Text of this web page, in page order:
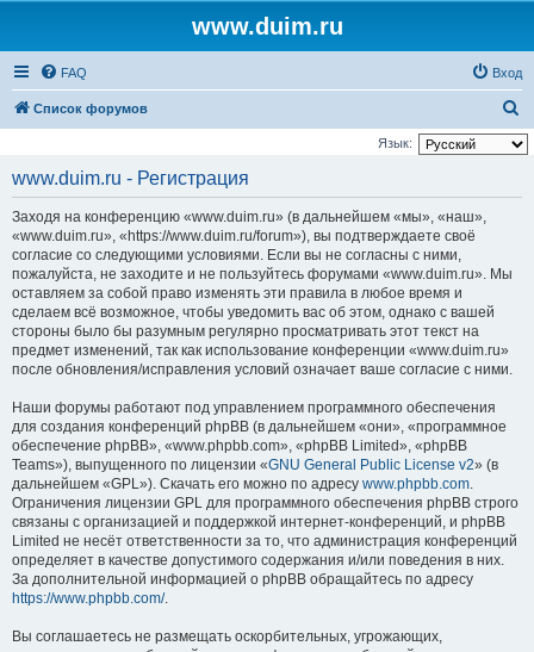
www.duim.ru
FAQ Вход
Список форумов
о
Язык:
www.duim.ru - Регистрация
Заходя на конференцию «www.duim.ru» (в дальнейшем «мы», «наш»,
«www.duim.ru», «https://www.duim.ru/forum»), вы подтверждаете своё
согласие со следующими условиями. Если вы не согласны с ними,
пожалуйста, не заходите и не пользуйтесь форумами «www.duim.ru». Мы
оставляем за собой право изменять эти правила в любое время и
сделаем всё возможное, чтобы уведомить вас об этом, однако с вашей
стороны было бы разумным регулярно просматривать этот текст на
предмет изменений, так как использование конференции «www.duim.ru»
после обновления/исправления условий означает ваше согласие с ними.
Наши форумы работают под управлением программного обеспечения
для создания конференций phpBB (в дальнейшем «они», «программное
обеспечение phpBB», «www.phpbb.com», «phpBB Limited», «phpBB
Teams»), выпущенного по лицензии «GNU General Public License v2» (в
дальнейшем «GPL»). Скачать его можно по адресу www.phpbb.com.
Ограничения лицензии GPL для программного обеспечения phpBB строго
связаны с организацией и поддержкой интернет-конференций, и phpBB
Limited не несёт ответственности за то, что администрация конференций
определяет в качестве допустимого содержания и/или поведения в них.
За дополнительной информацией о phpBB обращайтесь по адресу
https://www.phpbb.com/.
Вы соглашаетесь не размещать оскорбительных, угрожающих,